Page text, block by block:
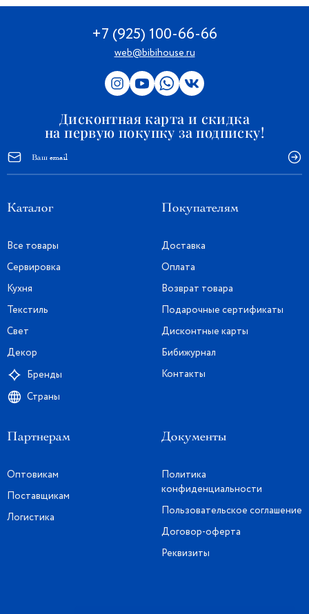
+7 (925) 100-66-66
web@bibihouse.ru
Дисконтная карта и скидка
на первую покупку за подписку!
Каталог
Все товары
Сервировка
Кухня
Текстиль
Свет
Декор
Бренды
Страны
Покупателям
Доставка
Оплата
Возврат товара
Подарочные сертификаты
Дисконтные карты
Бибижурнал
Контакты
Партнерам
Оптовикам
Поставщикам
Логистика
Документы
Политика
конфиденциальности
Пользовательское соглашение
Договор-оферта
Реквизиты